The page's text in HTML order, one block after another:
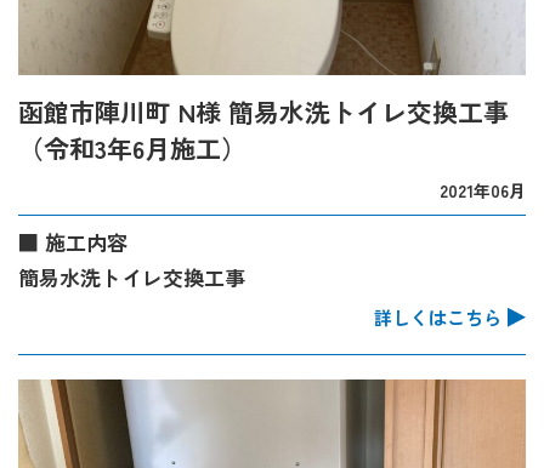
函館市陣川町 N様 簡易水洗トイレ交換工事
（令和3年6月施工）
2021年06月
■ 施工内容
簡易水洗トイレ交換工事
詳しくはこちら